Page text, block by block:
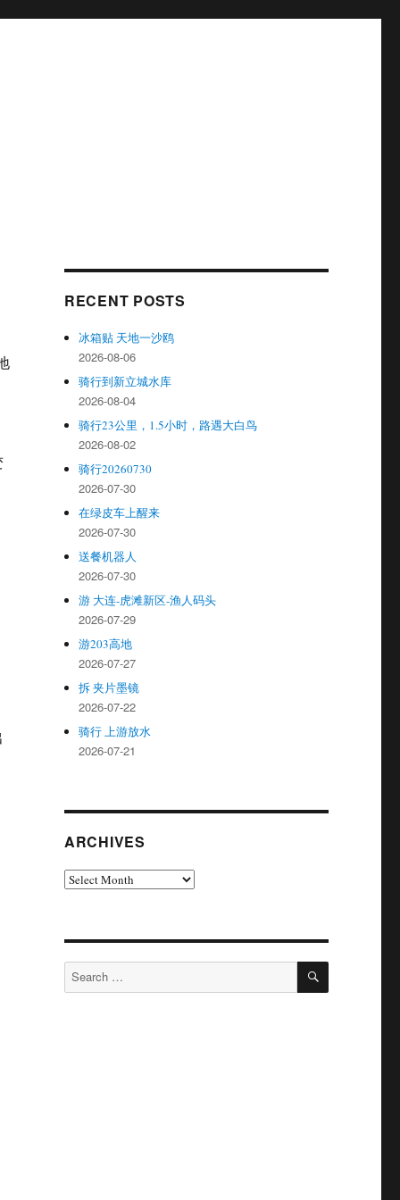
RECENT POSTS
冰箱贴 天地一沙鸥
2026-08-06
骑行到新立城水库
2026-08-04
骑行23公里，1.5小时，路遇大白鸟
2026-08-02
骑行20260730
2026-07-30
在绿皮车上醒来
2026-07-30
送餐机器人
2026-07-30
游 大连-虎滩新区-渔人码头
2026-07-29
游203高地
2026-07-27
拆 夹片墨镜
2026-07-22
骑行 上游放水
2026-07-21
ARCHIVES
Archives
Search
for:
SEARCH